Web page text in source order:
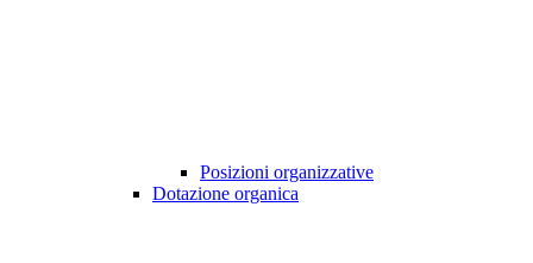
Posizioni organizzative
Dotazione organica